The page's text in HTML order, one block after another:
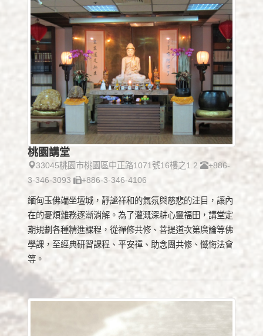
桃園講堂
33045桃園市桃園區中正路1071號16樓之1.2
+886-
3-346-3093
+886-3-346-4106
緬甸玉佛端坐壇城，靜謐祥和的氣氛與慈悲的注目，讓內
在的憂煩雜務逐漸消解。為了灌溉深耕心靈福田，講堂定
期規劃各種精進課程，從禪修共修、菩提道次第廣論等佛
學課，至經典研習課程、平安禪、助念團共修、懺悔法會
等。